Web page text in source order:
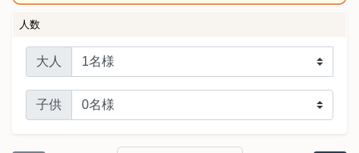
人数
大人
子供